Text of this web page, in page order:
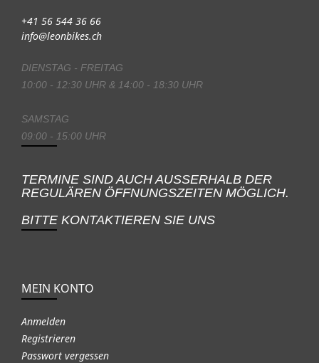
+41 56 544 36 66
info@leonbikes.ch
DIENSTAG - FREITAG
10:00 - 12:30 UHR & 14:00 - 18:30 UHR
SAMSTAG
09:00 - 15:00 UHR
TERMINE SIND AUCH AUSSERHALB DER
REGULÄREN ÖFFNUNGSZEITEN MÖGLICH.
BITTE KONTAKTIEREN SIE UNS
MEIN KONTO
Anmelden
Registrieren
Passwort vergessen